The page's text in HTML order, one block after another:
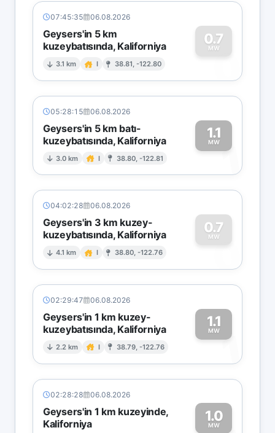
07:45:35 06.08.2026
Geysers'in 5 km
kuzeybatısında, Kaliforniya
3.1 km I 38.81, -122.80
0.7
MW
0
05:28:15 06.08.2026
Geysers'in 5 km batı-
kuzeybatısında, Kaliforniya
3.0 km I 38.80, -122.81
1.1
MW1
04:02:28 06.08.2026
Geysers'in 3 km kuzey-
kuzeybatısında, Kaliforniya
4.1 km I 38.80, -122.76
0.7
MW
0
02:29:47 06.08.2026
Geysers'in 1 km kuzey-
kuzeybatısında, Kaliforniya
2.2 km I 38.79, -122.76
1.1
MW1
02:28:28 06.08.2026
Geysers'in 1 km kuzeyinde,
Kaliforniya
1.0
MW